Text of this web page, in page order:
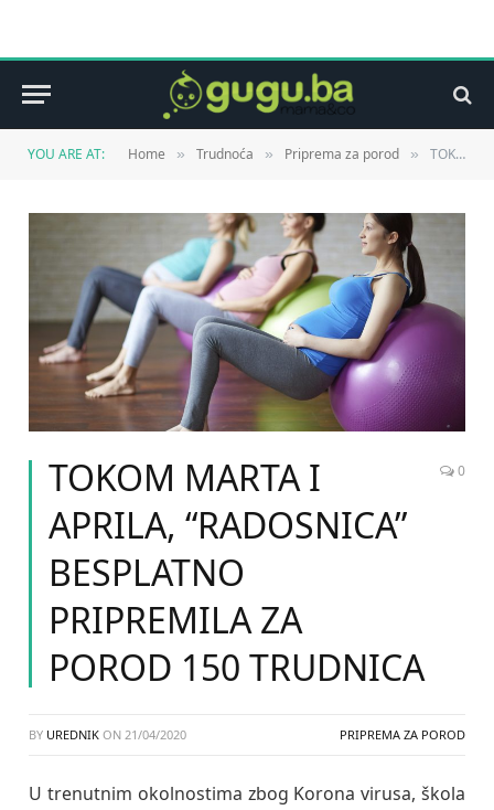
YOU ARE AT: Home » Trudnoća » Priprema za porod » TOKOM MARTA I APRILA, “RADOSNICA” BESPLATNO PRIPREMILA ZA POROD 150 TRUDNICA
TOKOM MARTA I
APRILA, “RADOSNICA”
BESPLATNO
PRIPREMILA ZA
POROD 150 TRUDNICA
0
BY UREDNIK ON 21/04/2020 PRIPREMA ZA POROD
U trenutnim okolnostima zbog Korona virusa, škola